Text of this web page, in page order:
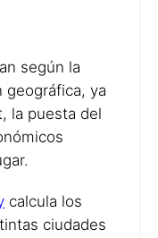
según la
geográfica, ya
la puesta del
calcula los
ciudades